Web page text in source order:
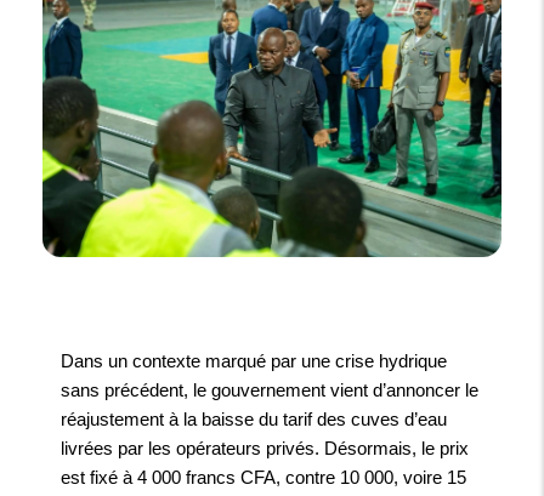
Dans un contexte marqué par une crise hydrique
sans précédent, le gouvernement vient d’annoncer le
réajustement à la baisse du tarif des cuves d’eau
livrées par les opérateurs privés. Désormais, le prix
est fixé à 4 000 francs CFA, contre 10 000, voire 15